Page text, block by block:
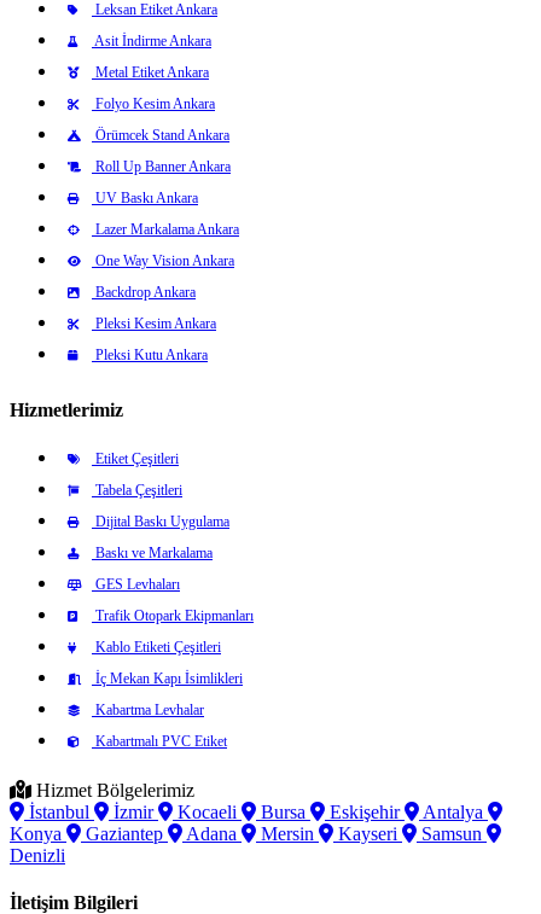
Leksan Etiket Ankara
Asit İndirme Ankara
Metal Etiket Ankara
Folyo Kesim Ankara
Örümcek Stand Ankara
Roll Up Banner Ankara
UV Baskı Ankara
Lazer Markalama Ankara
One Way Vision Ankara
Backdrop Ankara
Pleksi Kesim Ankara
Pleksi Kutu Ankara
Hizmetlerimiz
Etiket Çeşitleri
Tabela Çeşitleri
Dijital Baskı Uygulama
Baskı ve Markalama
GES Levhaları
Trafik Otopark Ekipmanları
Kablo Etiketi Çeşitleri
İç Mekan Kapı İsimlikleri
Kabartma Levhalar
Kabartmalı PVC Etiket
Hizmet Bölgelerimiz
İstanbul
İzmir Kocaeli Bursa Eskişehir
Antalya
Konya
Gaziantep Adana Mersin Kayseri
Samsun
Denizli
İletişim Bilgileri